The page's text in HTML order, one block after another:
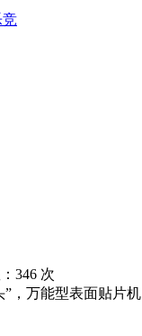
竞
346 次
，万能型表面贴片机